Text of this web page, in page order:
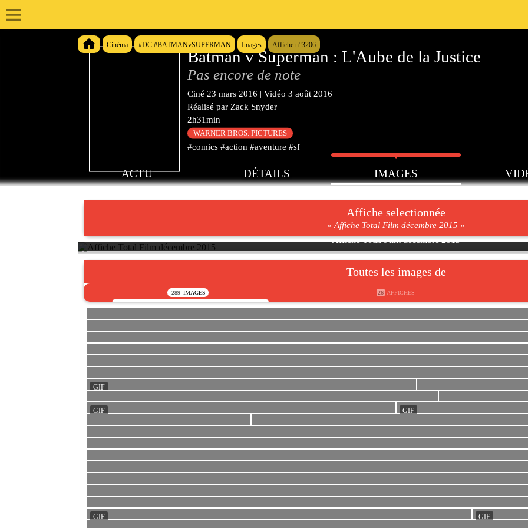
Cinéma #DC #BATMANvSUPERMAN Images Affiche n°3206
Batman v Superman : L'Aube de la Justice
Pas encore de note
Ciné 23 mars 2016 | Vidéo 3 août 2016
Réalisé par Zack Snyder
2h31min
WARNER BROS. PICTURES
#comics #action #aventure #sf
ACTU DÉTAILS IMAGES
Affiche selectionnée
« Affiche Total Film décembre 2015 »
Affiche Total Film décembre 2015
Toutes les images de
289 IMAGES 26 AFFICHES